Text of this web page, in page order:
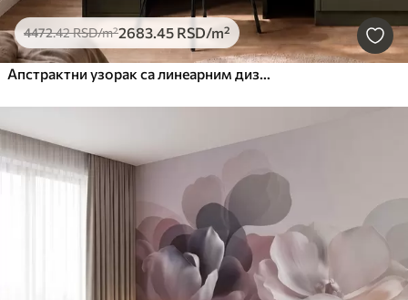
4472.42RSD/m²2683.45 RSD/m²
Апстрактни узорак са линеарним дизајном дрвета у нијансама плаве